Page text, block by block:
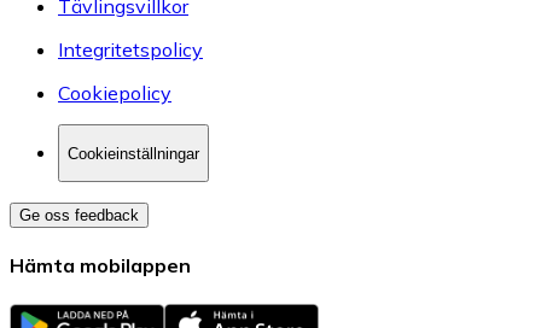
Tävlingsvillkor
Integritetspolicy
Cookiepolicy
Cookieinställningar
Ge oss feedback
Hämta mobilappen